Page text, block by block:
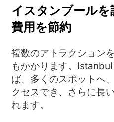
イスタンブールを
費用を節約
複数のアトラクション
もかかります。
ば、多くのスポットへ
クセスでき、さらに長
れます。